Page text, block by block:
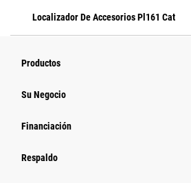
Localizador De Accesorios Pl161 Cat
Productos
Su Negocio
Financiación
Respaldo